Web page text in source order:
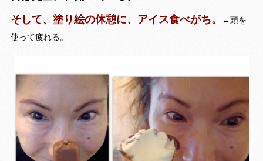
そして、塗り絵の休憩に、アイス食べがち。
←頭を
使って疲れる。